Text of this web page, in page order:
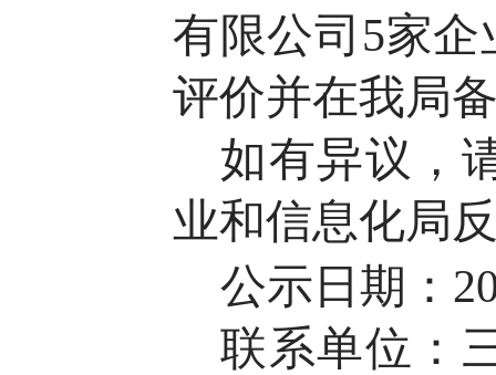
有限公司 5家企
评价并在我局
如有异议，
业和信息化局
公示日期：
联系单位：